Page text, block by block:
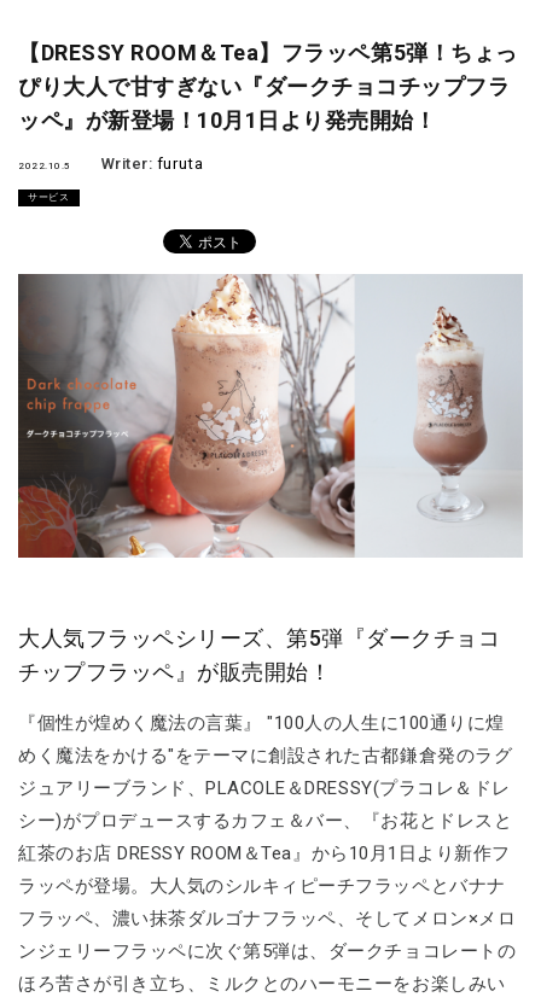
【DRESSY ROOM＆Tea】フラッペ第5弾！ちょっ
ぴり大人で甘すぎない『ダークチョコチップフラ
ッペ』が新登場！10月1日より発売開始！
2022.10.5 Writer: furuta
サービス
大人気フラッペシリーズ、第5弾『ダークチョコ
チップフラッペ』が販売開始！
『個性が煌めく魔法の言葉』 "100人の人生に100通りに煌
めく魔法をかける"をテーマに創設された古都鎌倉発のラグ
ジュアリーブランド、PLACOLE＆DRESSY(プラコレ＆ドレ
シー)がプロデュースするカフェ＆バー、『お花とドレスと
紅茶のお店 DRESSY ROOM＆Tea』から10月1日より新作フ
ラッペが登場。大人気のシルキィピーチフラッペとバナナ
フラッペ、濃い抹茶ダルゴナフラッペ、そしてメロン×メロ
ンジェリーフラッペに次ぐ第5弾は、ダークチョコレートの
ほろ苦さが引き立ち、ミルクとのハーモニーをお楽しみい